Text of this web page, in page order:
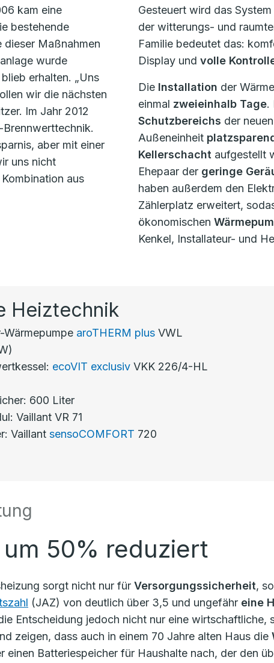
kam eine
bestehende
dieser Maßnahmen
wurde
erhalten. „Uns
wir die nächsten
Im Jahr 2012
aber mit einer
uns nicht
aus
Gesteuert wird das
der witterungs- und
Familie bedeutet das:
Display und volle
Die Installation der
einmal zweieinhalb Tage.
Schutzbereichs der
Außeneinheit
Kellerschacht aufgestellt
Ehepaar der geringe
haben außerdem den
Zählerplatz erweitert,
ökonomischen
Kenkel, Installateur- und
Heiztechnik
Wärmepumpe aroTHERM plus VWL
ecoVIT exclusiv VKK 226/4-HL
600 Liter
Vaillant VR 71
Vaillant sensoCOMFORT 720
50% reduziert
sorgt nicht nur für Versorgungssicherheit,
(JAZ) von deutlich über 3,5 und ungefähr eine
Entscheidung jedoch nicht nur eine wirtschaftliche,
zeigen, dass auch in einem 70 Jahre alten Haus die
Batteriespeicher für Haushalte nach, der den